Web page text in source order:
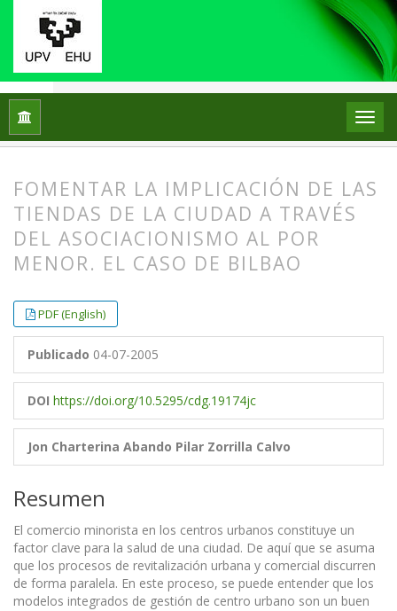
Inicio
FOMENTAR LA IMPLICACIÓN DE LAS
TIENDAS DE LA CIUDAD A TRAVÉS
DEL ASOCIACIONISMO AL POR
MENOR. EL CASO DE BILBAO
PDF (English)
Publicado 04-07-2005
DOI https://doi.org/10.5295/cdg.19174jc
Jon Charterina Abando Pilar Zorrilla Calvo
Resumen
El comercio minorista en los centros urbanos constituye un
factor clave para la salud de una ciudad. De aquí que se asuma
que los procesos de revitalización urbana y comercial discurren
de forma paralela. En este proceso, se puede entender que los
modelos integrados de gestión de centro urbano son un buen